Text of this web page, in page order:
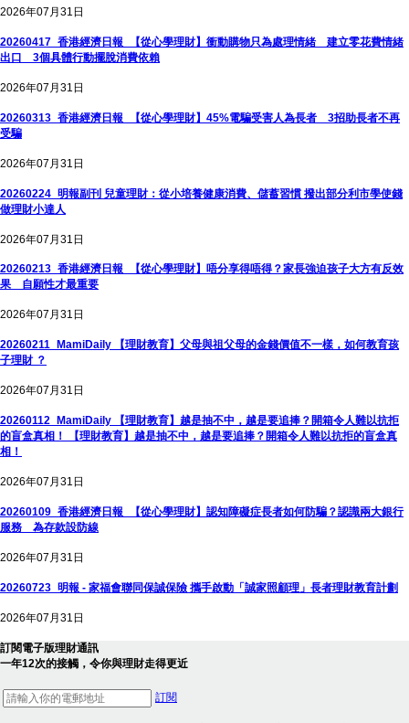
2026年07月31日
20260417_香港經濟日報_【從心學理財】衝動購物只為處理情緒 建立零花費情緒
出口 3個具體行動擺脫消費依賴
2026年07月31日
20260313_香港經濟日報_【從心學理財】45%電騙受害人為長者 3招助長者不再
受騙
2026年07月31日
20260224_明報副刊 兒童理財：從小培養健康消費、儲蓄習慣 撥出部分利市學使錢
做理財小達人
2026年07月31日
20260213_香港經濟日報_【從心學理財】唔分享得唔得？家長強迫孩子大方有反效
果 自願性才最重要
2026年07月31日
20260211_MamiDaily 【理財教育】父母與祖父母的金錢價值不一樣，如何教育孩
子理財 ？
2026年07月31日
20260112_MamiDaily 【理財教育】越是抽不中，越是要追捧？開箱令人難以抗拒
的盲盒真相！ 【理財教育】越是抽不中，越是要追捧？開箱令人難以抗拒的盲盒真
相！
2026年07月31日
20260109_香港經濟日報_【從心學理財】認知障礙症長者如何防騙？認識兩大銀行
服務 為存款設防線
2026年07月31日
20260723_明報 - 家福會聯同保誠保險 攜手啟動「誠家照顧理」長者理財教育計劃
2026年07月31日
訂閱電子版理財通訊
一年12次的接觸，令你與理財走得更近
訂閱